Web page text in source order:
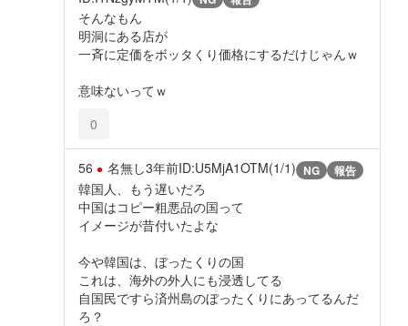
そんなもん
明洞にある店が
一斉に定価をボッタくり価格にするだけじゃんｗ
意味ないってｗ
0
56 名無し3年前ID:U5MjA1OTM(1/1) NG 報告
韓国人、もう遅いだろ
中国はコピー粗悪品の国って
イメージが昔付いたよな
今や韓国は、ぼったくりの国
これは、海外の外人にも浸透してる
自国民ですら済州島のぼったくりにあってるんだ
ろ？